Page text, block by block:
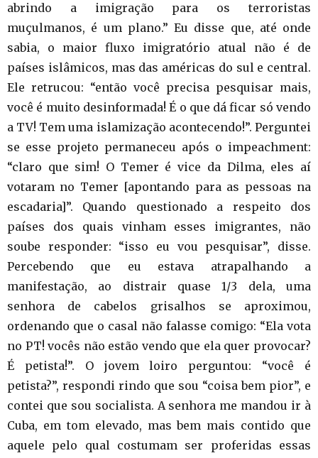
abrindo a imigração para os terroristas
muçulmanos, é um plano.” Eu disse que, até onde
sabia, o maior fluxo imigratório atual não é de
países islâmicos, mas das américas do sul e central.
Ele retrucou: “então você precisa pesquisar mais,
você é muito desinformada! É o que dá ficar só vendo
a TV! Tem uma islamização acontecendo!”. Perguntei
se esse projeto permaneceu após o impeachment:
“claro que sim! O Temer é vice da Dilma, eles aí
votaram no Temer [apontando para as pessoas na
escadaria]”. Quando questionado a respeito dos
países dos quais vinham esses imigrantes, não
soube responder: “isso eu vou pesquisar”, disse.
Percebendo que eu estava atrapalhando a
manifestação, ao distrair quase 1/3 dela, uma
senhora de cabelos grisalhos se aproximou,
ordenando que o casal não falasse comigo: “Ela vota
no PT! vocês não estão vendo que ela quer provocar?
É petista!”. O jovem loiro perguntou: “você é
petista?”, respondi rindo que sou “coisa bem pior”, e
contei que sou socialista. A senhora me mandou ir à
Cuba, em tom elevado, mas bem mais contido que
aquele pelo qual costumam ser proferidas essas